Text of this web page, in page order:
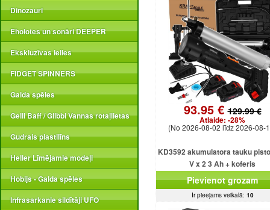
Dinozauri
Eholotes un sonāri DEEPER
Ekskluzīvas lelles
FIDGET SPINNERS
Galda spēles
Gelli Baff / Glibbi Vannas rotaļlietas
Gudrais plastilīns
Heller Līmējamie modeļi
Hobijs - Galda spēles
Infrasarkanie sildītāji UFO
93.95 €129.99 €
Atlaide: -28%
(No 2026-08-02 līdz 2026-08-
KD3592 akumulatora tauku
V x 2 3 Ah + koferis
Pievienot grozam
Ir pieejams veikalā: 10